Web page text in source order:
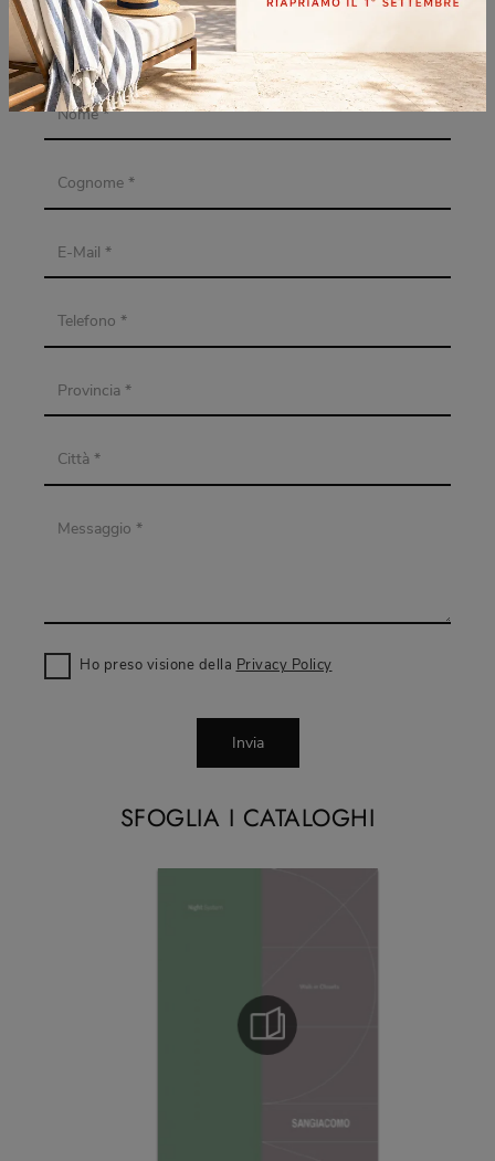
SFOGLIA I CATALOGHI
RICHIEDI MAGGIORI
INFORMAZIONI
Ho preso visione della Privacy Policy
Invia